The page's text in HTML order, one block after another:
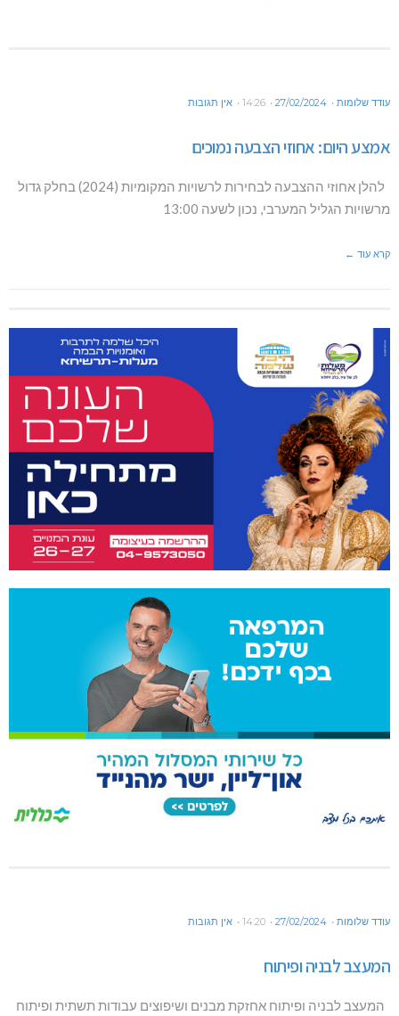
עודד שלומות 27/02/2024
14:26 אין תגובות
אמצע היום: אחוזי הצבעה נמוכים
להלן אחוזי ההצבעה לבחירות לרשויות המקומיות (2024) בחלק גדול
מרשויות הגליל המערבי, נכון לשעה 13:00
קרא עוד ←
עודד שלומות 27/02/2024
14:20 אין תגובות
המעצב לבניה ופיתוח
המעצב לבניה ופיתוח אחזקת מבנים ושיפוצים עבודות תשתית ופיתוח